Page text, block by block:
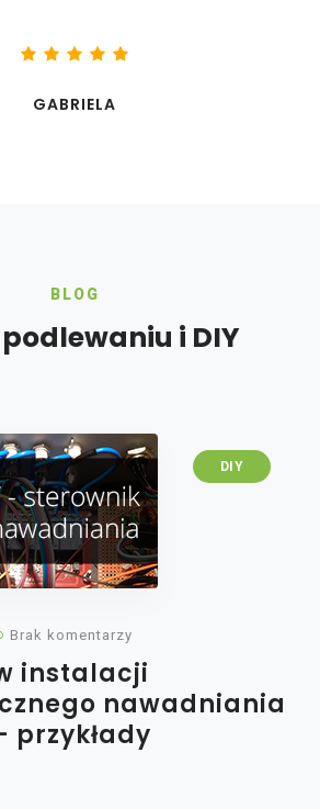
GABRIELA
BLOG
i DIY
DIY
Brak komentarzy
instalacji
nawadniania
przykłady